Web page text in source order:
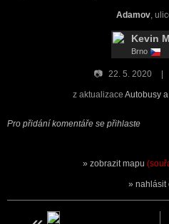
Adamov,
Kevin
Brno
📷 22. 5. 2020
z aktualizace Autobusy
Pro přidání komentáře se přihlaste
zobrazit mapu
nahlásit